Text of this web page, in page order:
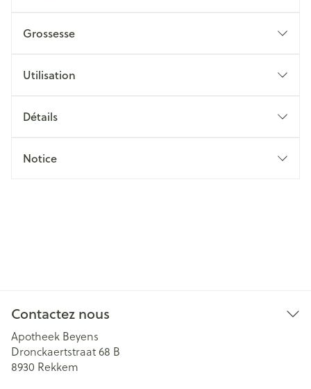
Grossesse
Utilisation
Détails
Notice
Contactez nous
Apotheek Beyens
Dronckaertstraat 68 B
8930 Rekkem